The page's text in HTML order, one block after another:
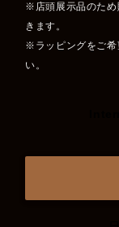
※店頭展示品のため
きます。
※ラッピングをご希
い。